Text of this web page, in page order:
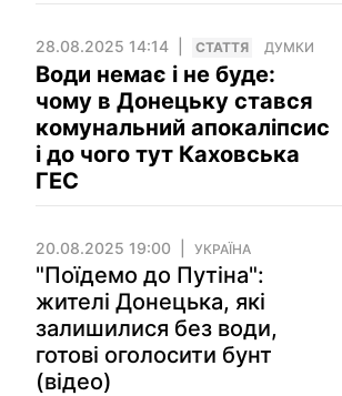
28.08.2025 14:14 СТАТТЯ ДУМКИ
Води немає і не буде:
чому в Донецьку стався
комунальний апокаліпсис
і до чого тут Каховська
ГЕС
20.08.2025 19:00 УКРАЇНА
"Поїдемо до Путіна":
жителі Донецька, які
залишилися без води,
готові оголосити бунт
(відео)